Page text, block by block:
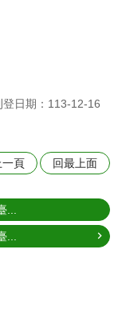
登日期：113-12-16
一頁 回最上面